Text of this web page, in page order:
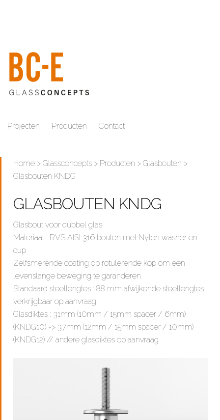
Projecten Producten Contact
Home > Glassconcepts > Producten > Glasbouten >
Glasbouten KNDG
GLASBOUTEN KNDG
Glasbout voor dubbel glas
Materiaal : RVS AISI 316 bouten met Nylon washer en
cup
Zelfsmerende coating op rotulerende kop om een
levenslange beweging te garanderen
Standaard steellengtes : 88 mm afwijkende steellengtes
verkrijgbaar op aanvraag
Glasdiktes : 31mm (10mm / 15mm spacer / 6mm)
(KNDG10) -> 37mm (12mm / 15mm spacer / 10mm)
(KNDG12) // andere glasdiktes op aanvraag